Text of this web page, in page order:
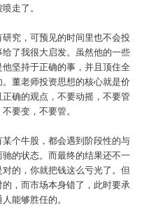
走了。
究，可预见的时间里也不会投
了我很大启发。虽然他的一些
坚持于正确的事，并且顶住全
董老师投资思想的核心就是价
确的观点，不要动摇，不要管
要变，不要管。
个牛股，都会遇到阶段性的与
的状态。而最终的结果还不一
的，你就把钱这么亏光了。但
，而市场本身错了，此时要承
能够胜任的。